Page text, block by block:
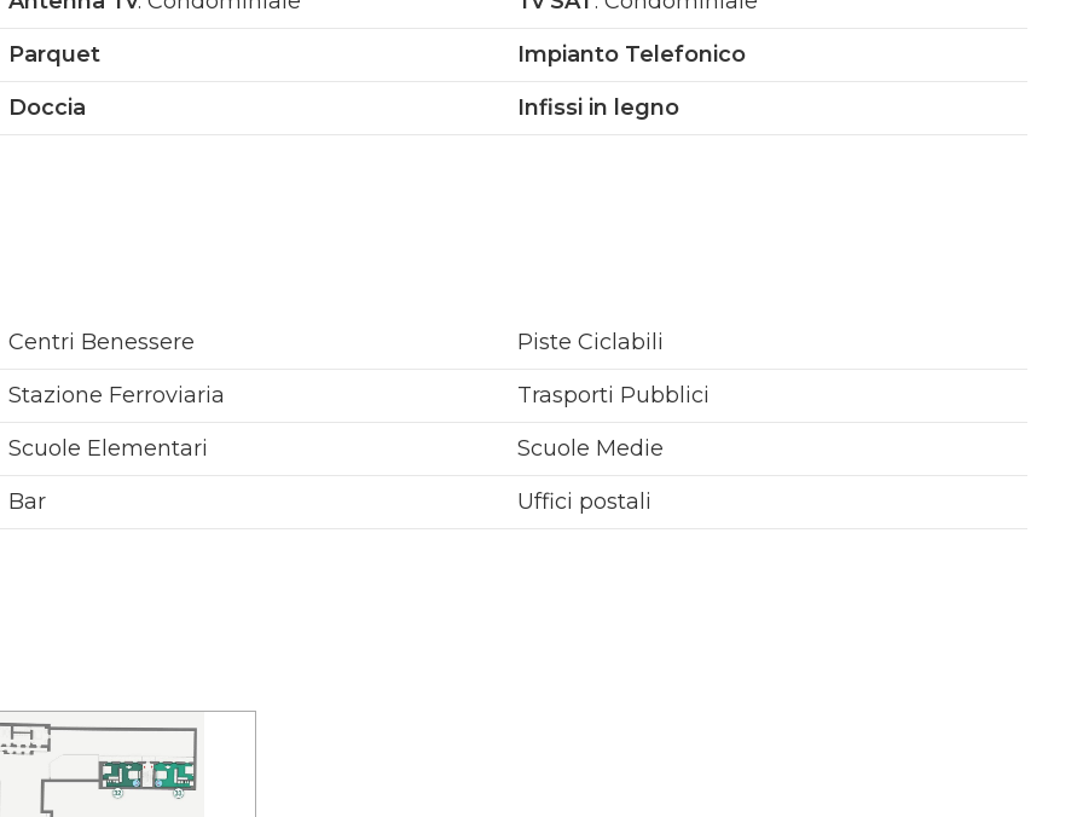
conservarne la sua natura storica, rispettando e valorizzando le sue caratteristiche architettoniche
originali.
Altre soluzioni suwww.lesarches33.com
Parquet
Impianto Telefonico
Doccia Infissi in legno
Centri Benessere
Piste Ciclabili
Stazione Ferroviaria
Trasporti Pubblici
Scuole Elementari
Scuole Medie
Bar Uffici postali